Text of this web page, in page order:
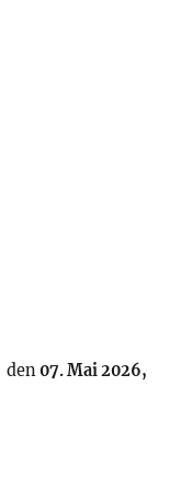
den 07. Mai 2026,